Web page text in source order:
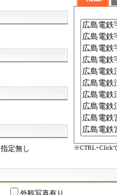
指定無し ※CTRL+Click
外観写真有り